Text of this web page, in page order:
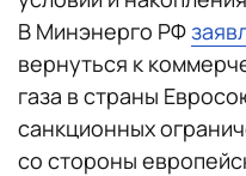
В Минэнерго РФ
вернуться к
газа в страны
санкционных
со стороны